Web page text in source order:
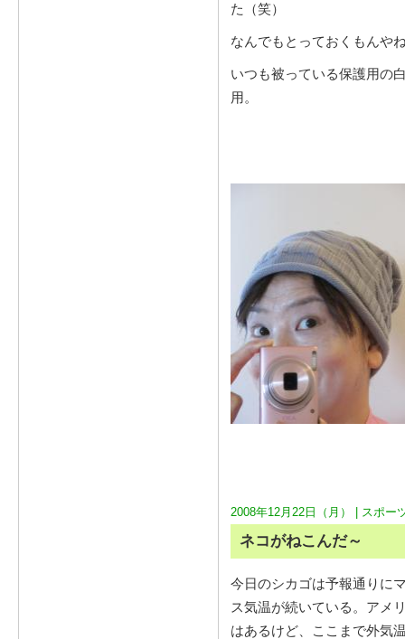
た（笑）
なんでもとっておくもんや
いつも被っている保護用の
用。
2008年12月22日（月） | スポー
ネコがねこんだ～
今日のシカゴは予報通りに
ス気温が続いている。アメ
はあるけど、ここまで外気